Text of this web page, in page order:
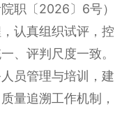
职〔2026〕6号）
认真组织试评，控
、评判尺度一致。
员管理与培训，建
量追溯工作机制，